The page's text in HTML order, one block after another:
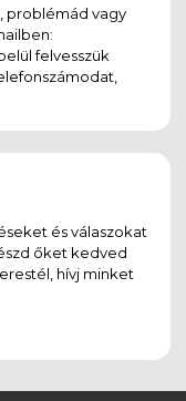
problémád vagy
felvesszük
és válaszokat
őket kedved
hívj minket